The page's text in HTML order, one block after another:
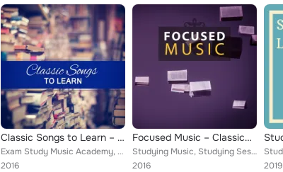
Classic Songs to Learn – Beethoven, Mozart to Work, Effective Learning wit Classical Music, Clear Mind
Exam Study Music Academy, Studying Sessions Collection
2016
Focused Music – Classical Instruments for Study, Easy Exam with Bach and Mozart, Effective Study, Concentrate Mind
Studying Music, Studying Sessions Collection
2016
2019